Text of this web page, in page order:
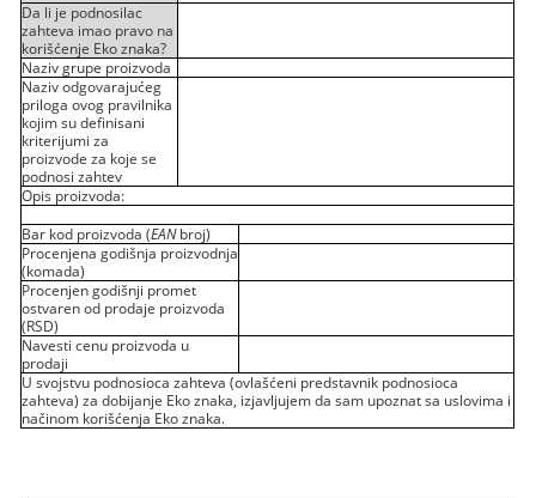
Da li je podnosilac
zahteva imao pravo na
korišćenje Eko znaka?
Naziv grupe proizvoda
Naziv odgovarajućeg
priloga ovog pravilnika
kojim su definisani
kriterijumi za
proizvode za koje se
podnosi zahtev
Opis proizvoda:
Bar kod proizvoda (EANbroj)
Procenjena godišnja proizvodnja
(komada)
Procenjen godišnji promet
ostvaren od prodaje proizvoda
(RSD)
Navesti cenu proizvoda u
prodaji
U svojstvu podnosioca zahteva (ovlašćeni predstavnik podnosioca
zahteva) za dobijanje Eko znaka, izjavljujem da sam upoznat sa uslovima i
načinom korišćenja Eko znaka.